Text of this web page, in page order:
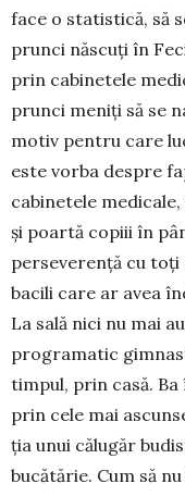
face o statistică, să
prunci născuți în
prin cabi­netele
prunci meniți să se
motiv pentru care
este vorba despre
cabinetele
și poartă copiii în
perseverență cu toți
bacili care ar avea
La sală nici nu mai
programatic
timpul, prin casă.
prin cele mai
ția unui călugăr
bucătărie. Cum să